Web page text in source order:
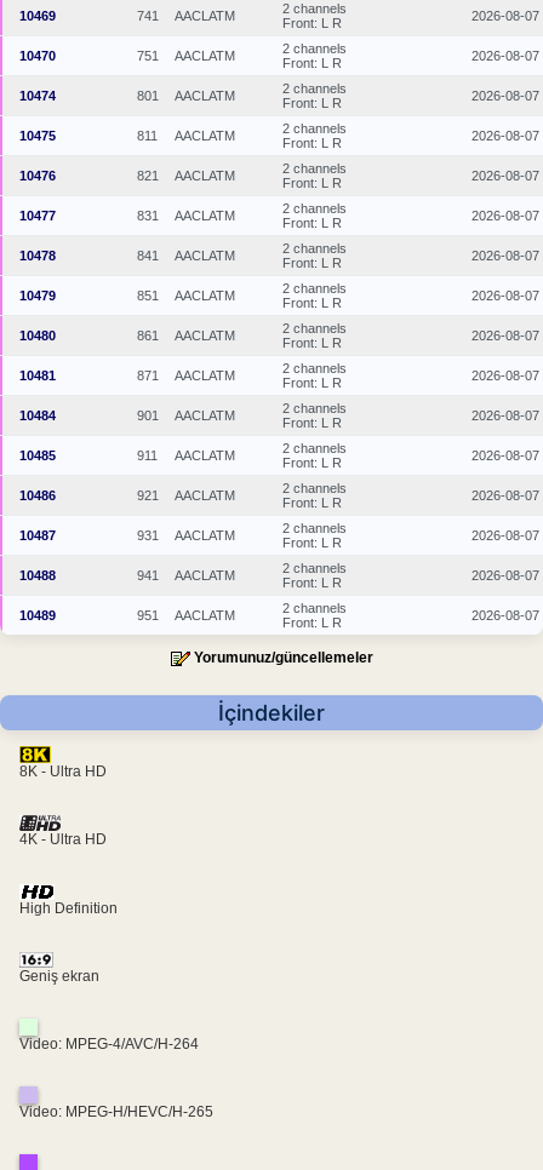
10469 741 AACLATM
2 channels
Front: L R
2026-08-07
10470 751 AACLATM
2 channels
Front: L R
2026-08-07
10474 801 AACLATM
2 channels
Front: L R
2026-08-07
10475 811 AACLATM
2 channels
Front: L R
2026-08-07
10476 821 AACLATM
2 channels
Front: L R
2026-08-07
10477 831 AACLATM
2 channels
Front: L R
2026-08-07
10478 841 AACLATM
2 channels
Front: L R
2026-08-07
10479 851 AACLATM
2 channels
Front: L R
2026-08-07
10480 861 AACLATM
2 channels
Front: L R
2026-08-07
10481 871 AACLATM
2 channels
Front: L R
2026-08-07
10484 901 AACLATM
2 channels
Front: L R
2026-08-07
10485 911 AACLATM
2 channels
Front: L R
2026-08-07
10486 921 AACLATM
2 channels
Front: L R
2026-08-07
10487 931 AACLATM
2 channels
Front: L R
2026-08-07
10488 941 AACLATM
2 channels
Front: L R
2026-08-07
10489 951 AACLATM
2 channels
Front: L R
2026-08-07
Yorumunuz/güncellemeler
İçindekiler
8K - Ultra HD
4K - Ultra HD
High Definition
Geniş ekran
Video: MPEG-4/AVC/H-264
Video: MPEG-H/HEVC/H-265